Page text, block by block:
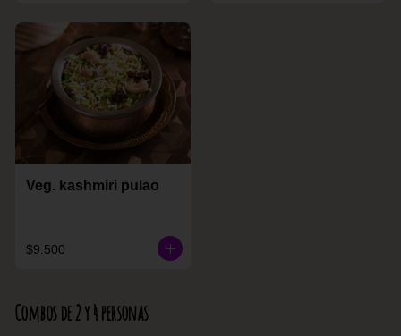
Veg. kashmiri pulao
$9.500
Combos de 2 y 4 personas